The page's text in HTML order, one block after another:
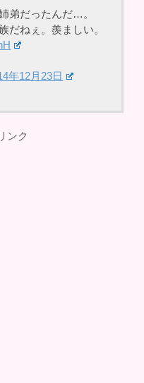
弟だったんだ…。
だねぇ。羨ましい。
年12月23日
ンク